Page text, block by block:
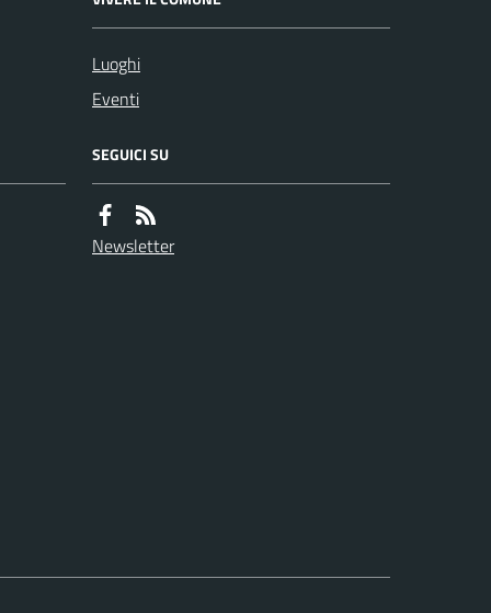
Luoghi
Eventi
SEGUICI SU
Newsletter